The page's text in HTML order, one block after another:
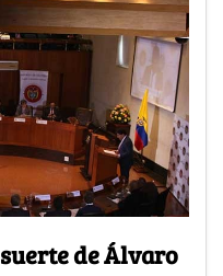
de Álvaro